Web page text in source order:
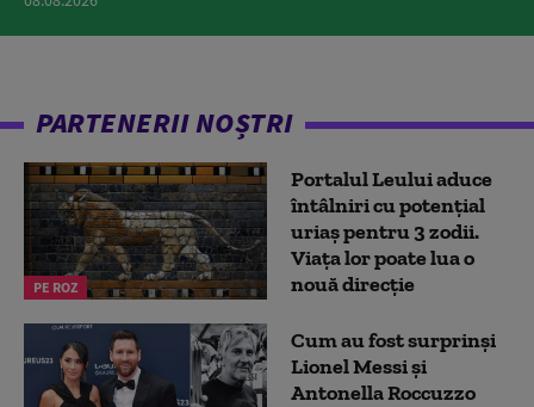
PARTENERII NOȘTRI
PE ROZ
Portalul Leului aduce
întâlniri cu potențial
uriaș pentru 3 zodii.
Viața lor poate lua o
nouă direcție
Cum au fost surprinși
Lionel Messi și
Antonella Roccuzzo